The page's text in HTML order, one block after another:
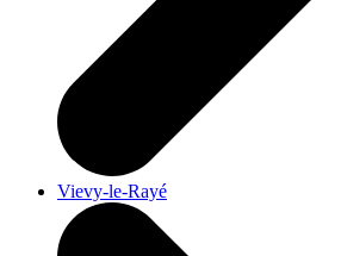
Vievy-le-Rayé